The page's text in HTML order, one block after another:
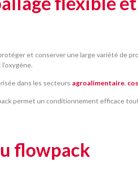
et conserver une large variété de
dans les secteurs agroalimentaire,
permet un conditionnement efficace
flowpack